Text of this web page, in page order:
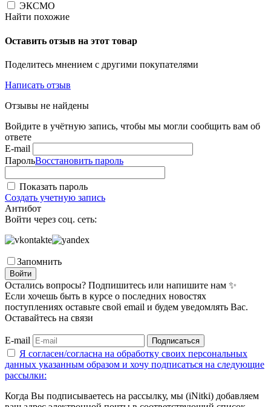
ЭКСМО
Найти похожие
Оставить отзыв на этот товар
Поделитесь мнением с другими покупателями
Написать отзыв
Отзывы не найдены
Войдите в учётную запись, чтобы мы могли сообщить вам об
ответе
E-mail
ПарольВосстановить пароль
Показать пароль
Создать учетную запись
Антибот
Войти через соц. сеть:
Запомнить
Войти
Остались вопросы? Подпишитесь или напишите нам ✨
Если хочешь быть в курсе о последних новостях
поступлениях оставьте свой email и будем уведомлять Вас.
Оставайтесь на связи
E-mail Подписаться
Я согласен/согласна на обработку своих персональных
данных указанным образом и хочу подписаться на следующие
рассылки:
Когда Вы подписываетесь на рассылку, мы (iNitki) добавляем